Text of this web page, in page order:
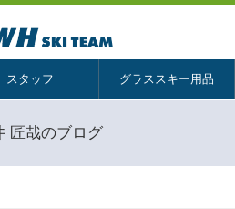
スタッフ グラススキー用品
匠哉のブログ